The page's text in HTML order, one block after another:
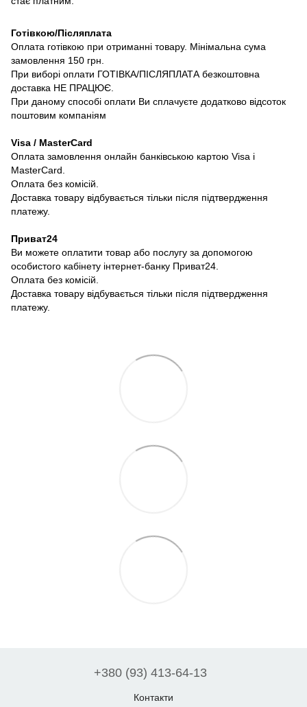
Готівкою/Післяплата
Оплата готівкою при отриманні товару. Мінімальна сума
замовлення 150 грн.
При виборі оплати ГОТІВКА/ПІСЛЯПЛАТА безкоштовна
доставка НЕ ПРАЦЮЄ.
При даному способі оплати Ви сплачуєте додатково відсоток
поштовим компаніям
Visa / MasterCard
Оплата замовлення онлайн банківською картою Visa і
MasterCard.
Оплата без комісій.
Доставка товару відбувається тільки після підтвердження
платежу.
Приват24
Ви можете оплатити товар або послугу за допомогою
особистого кабінету інтернет-банку Приват24.
Оплата без комісій.
Доставка товару відбувається тільки після підтвердження
платежу.
+380 (93) 413-64-13
Контакти